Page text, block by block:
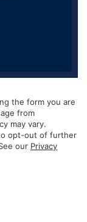
the form you are
from
may vary.
to opt-out of further
our Privacy